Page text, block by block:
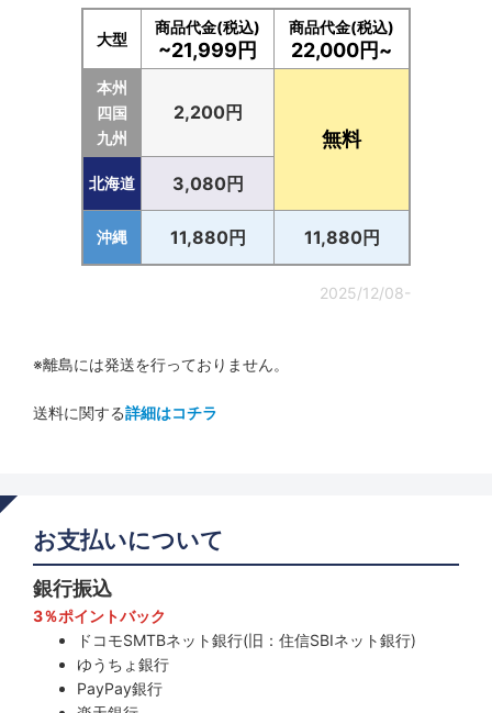
大型
商品代金(税込)
~21,999円
商品代金(税込)
22,000円~
本州
四国
九州
2,200円
無料
北海道 3,080円
沖縄 11,880円 11,880円
2025/12/08-
※離島には発送を行っておりません。
送料に関する詳細はコチラ
お支払いについて
銀行振込
3％ポイントバック
ドコモSMTBネット銀行(旧：住信SBIネット銀行)
ゆうちょ銀行
PayPay銀行